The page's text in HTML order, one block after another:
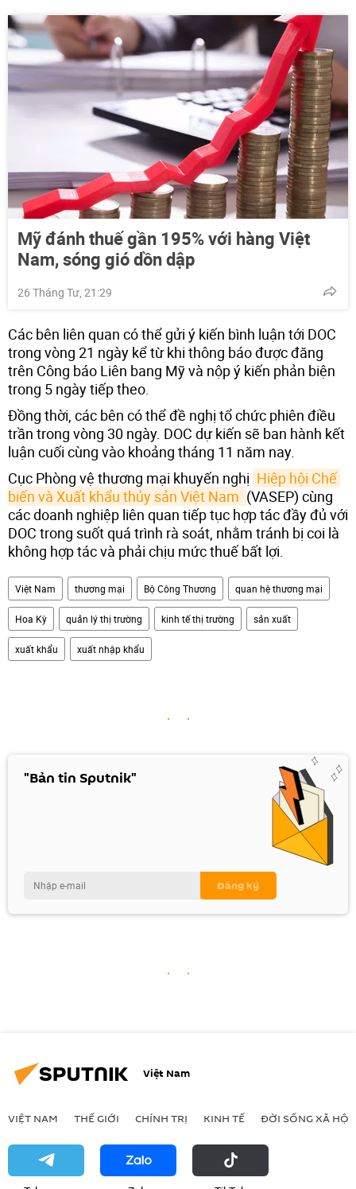
Mỹ đánh thuế gần 195% với hàng Việt
Nam, sóng gió dồn dập
26 Tháng Tư, 21:29
Các bên liên quan có thể gửi ý kiến bình luận tới DOC
trong vòng 21 ngày kể từ khi thông báo được đăng
trên Công báo Liên bang Mỹ và nộp ý kiến phản biện
trong 5 ngày tiếp theo.
Đồng thời, các bên có thể đề nghị tổ chức phiên điều
trần trong vòng 30 ngày. DOC dự kiến sẽ ban hành kết
luận cuối cùng vào khoảng tháng 11 năm nay.
Cục Phòng vệ thương mại khuyến nghị Hiệp hội Chế
biến và Xuất khẩu thủy sản Việt Nam (VASEP) cùng
các doanh nghiệp liên quan tiếp tục hợp tác đầy đủ với
DOC trong suốt quá trình rà soát, nhằm tránh bị coi là
không hợp tác và phải chịu mức thuế bất lợi.
Việt Nam thương mại Bộ Công Thương quan hệ thương mại
Hoa Kỳ quản lý thị trường kinh tế thị trường sản xuất
xuất khẩu xuất nhập khẩu
"Bản tin Sputnik"
Việt Nam
VIỆT NAM THẾ GIỚI CHÍNH TRỊ KINH TẾ ĐỜI SỐNG XÃ HỘI